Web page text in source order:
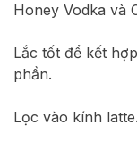
Honey Vodka và
Lắc tốt để kết
phần.
Lọc vào kính latte.